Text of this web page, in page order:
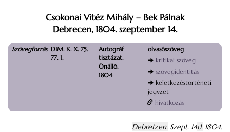
Csokonai Vitéz Mihály – Bek Pálnak
Debrecen, 1804. szeptember 14.
Szövegforrás DIM. K. X. 75.
77. 1.
Autográf
tisztázat.
Önálló.
1804
olvasószöveg
kritikai szöveg
szövegidentitás
keletkezéstörténeti
jegyzet
hivatkozás
Debretzen. Szept. 14d. 1804.